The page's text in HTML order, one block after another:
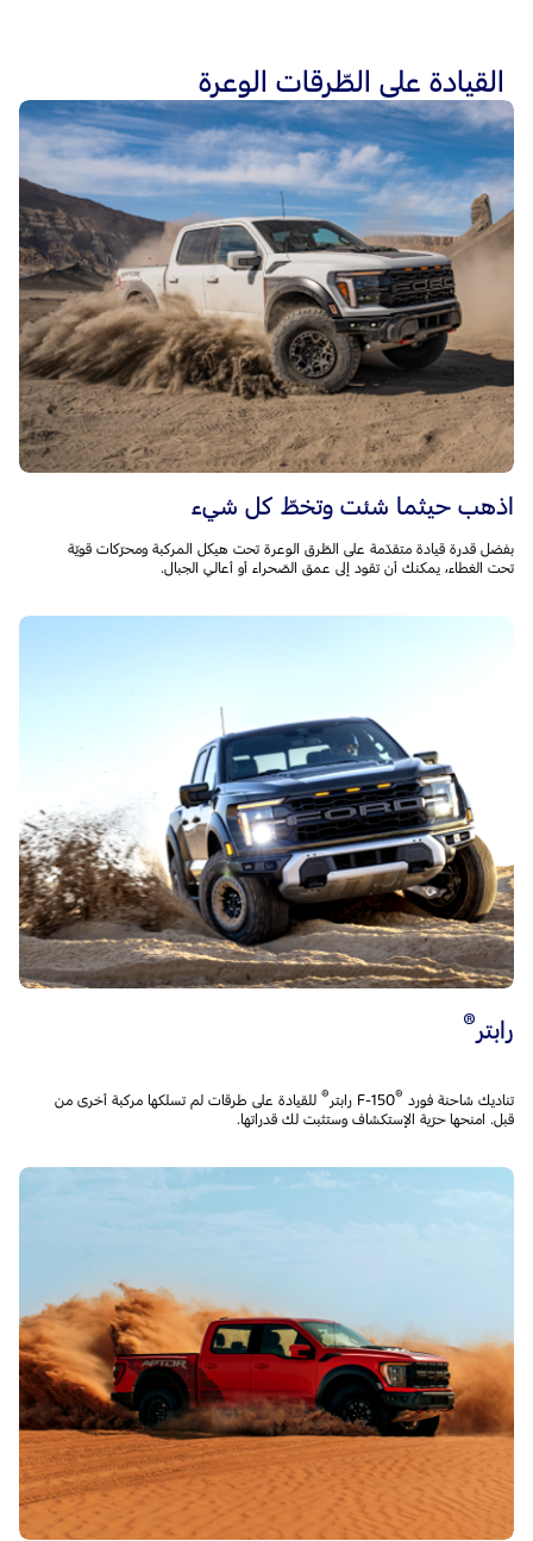
القيادة على الطّرقات الوعرة
اذهب حيثما شئت وتخطّ كل شيء
بفضل قدرة قيادة متقدّمة على الطّرق الوعرة تحت هيكل المركبة ومحرّكات قويّة
تحت الغطاء، يمكنك أن تقود إلى عمق الصّحراء أو أعالي الجبال.
رابتر®
تناديك شاحنة فورد F-150 ®
® للقيادة على طرقات لم تسلكها مركبة أخرى من
قبل. امنحها حرّية الإستكشاف وستثبت لك قدراتها.